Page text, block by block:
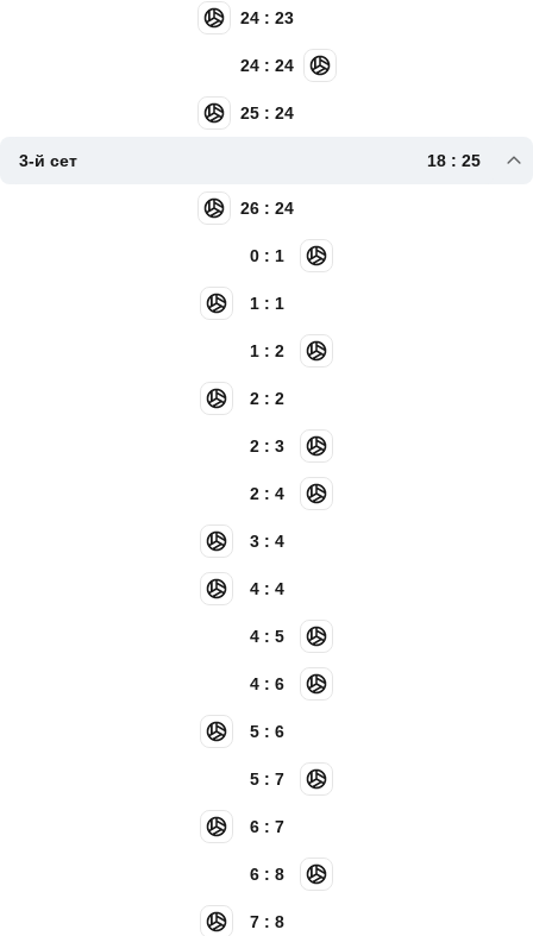
24 : 23
24 : 24
25 : 24
3-й сет 18 : 25
26 : 24
0 : 1
1 : 1
1 : 2
2 : 2
2 : 3
2 : 4
3 : 4
4 : 4
4 : 5
4 : 6
5 : 6
5 : 7
6 : 7
6 : 8
7 : 8